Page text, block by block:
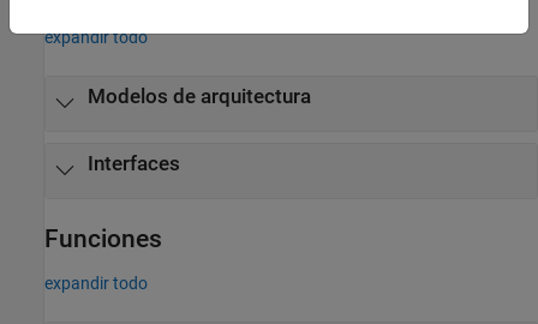
expandir todo
Modelos de arquitectura
Interfaces
Funciones
expandir todo